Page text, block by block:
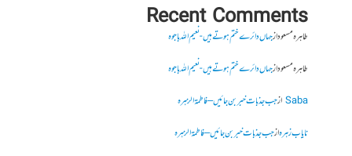
Recent Comments
طاہرہ مسعودازجہاں دائرے ختم ہوتے ہیں- نعیم اللہ باجوہ
طاہرہ مسعودازجہاں دائرے ختم ہوتے ہیں- نعیم اللہ باجوہ
Sabaازجب جذبات خبر بن جائیں – فاطمۃالزہرہ
نایاب زہرہازجب جذبات خبر بن جائیں – فاطمۃالزہرہ